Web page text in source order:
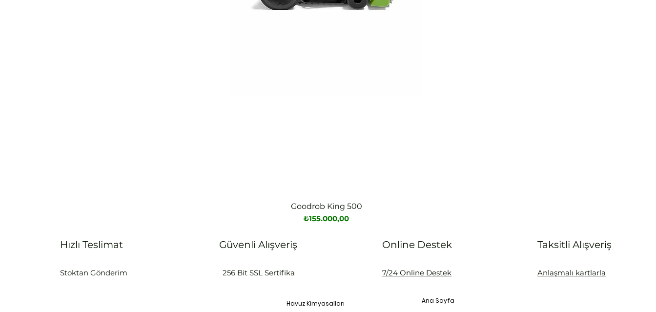
Hızlı Bakış
Goodrob King 500
Fiyat
₺155.000,00
Hızlı Teslimat
Stoktan Gönderim
Güvenli Alışveriş
256 Bit SSL Sertifika
Online Destek
7/24 Online Destek
Taksitli Alışveriş
Anlaşmalı kartlarla
Havuz Kimyasalları
Ana Sayfa